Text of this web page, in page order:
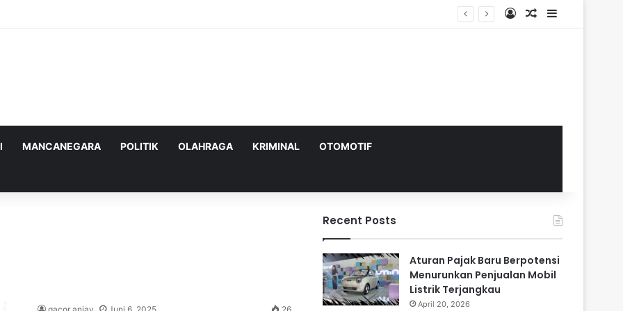
Log InRandom Article
Sidebar
MANCANEGARA POLITIK OLAHRAGA KRIMINAL OTOMOTIF
Recent Posts
Aturan Pajak Baru Berpotensi
Menurunkan Penjualan Mobil
Listrik Terjangkau
April 20, 2026